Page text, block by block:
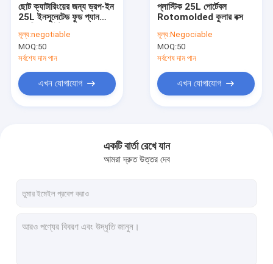
ছোট ক্যাটারিংয়ের জন্য ড্রপ-ইন
25L ইনসুলেটেড ফুড প্যান
রোটোমোল্ডেড জিএন প্যান
ট্রান্সপোর্ট বক্স
মূল্য:negotiable
MOQ:50
সর্বশেষ দাম পান
এখন যোগাযোগ
প্লাস্টিক 25L পোর্টেবল
Rotomolded কুলার বক্স
মূল্য:Negociable
MOQ:50
সর্বশেষ দাম পান
এখন যোগাযোগ
একটি বার্তা রেখে যান
আমরা দ্রুত উত্তর দেব